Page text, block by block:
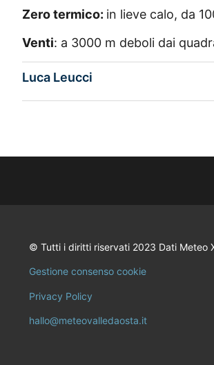
Zero termico: in lieve calo, da
Venti: a 3000 m deboli dai
Luca Leucci
© Tutti i diritti riservati 2023 Dati Meteo
Gestione consenso cookie
Privacy Policy
hallo@meteovalledaosta.it